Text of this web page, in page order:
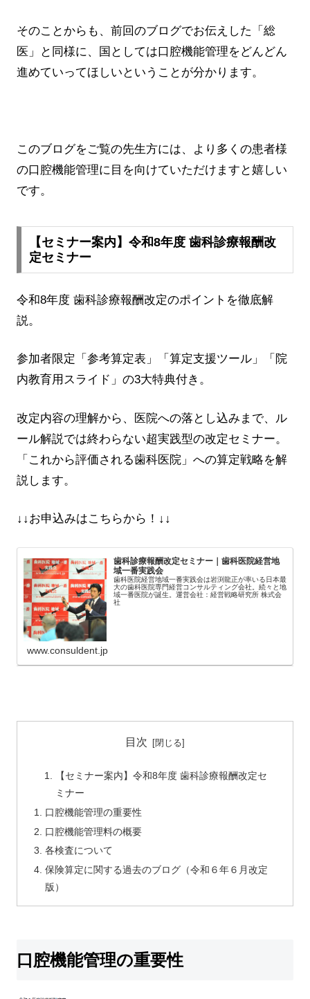
そのことからも、前回のブログでお伝えした「総
医」と同様に、国としては口腔機能管理をどんどん
進めていってほしいということが分かります。
このブログをご覧の先生方には、より多くの患者様
の口腔機能管理に目を向けていただけますと嬉しい
です。
【セミナー案内】令和8年度 歯科診療報酬改
定セミナー
令和8年度 歯科診療報酬改定のポイントを徹底解
説。
参加者限定「参考算定表」「算定支援ツール」「院
内教育用スライド」の3大特典付き。
改定内容の理解から、医院への落とし込みまで、ル
ール解説では終わらない超実践型の改定セミナー。
「これから評価される歯科医院」への算定戦略を解
説します。
↓↓お申込みはこちらから！↓↓
歯科診療報酬改定セミナー｜歯科医院経営地
域一番実践会
歯科医院経営地域一番実践会は岩渕龍正が率いる日本最
大の歯科医院専門経営コンサルティング会社。続々と地
域一番医院が誕生。運営会社：経営戦略研究所 株式会
社
www.consuldent.jp
目次
【セミナー案内】令和8年度 歯科診療報酬改定セ
ミナー
口腔機能管理の重要性
口腔機能管理料の概要
各検査について
保険算定に関する過去のブログ（令和６年６月改定
版）
口腔機能管理の重要性